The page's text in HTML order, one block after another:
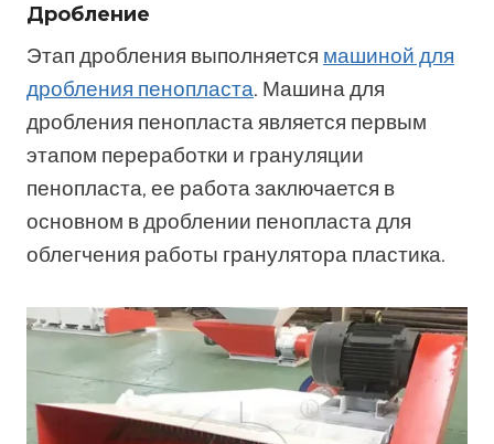
Дробление
Этап дробления выполняется машиной для
дробления пенопласта. Машина для
дробления пенопласта является первым
этапом переработки и грануляции
пенопласта, ее работа заключается в
основном в дроблении пенопласта для
облегчения работы гранулятора пластика.